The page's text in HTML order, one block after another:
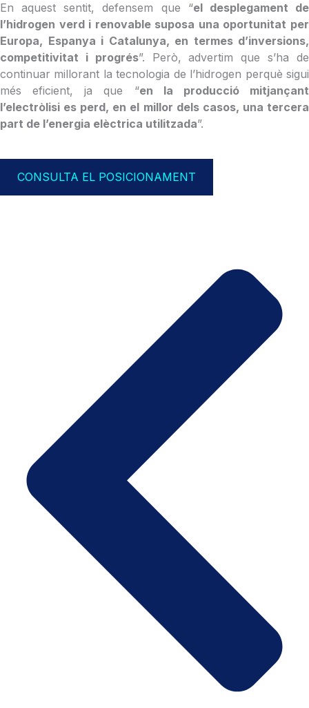
En aquest sentit, defensem que “el desplegament de
l’hidrogen verd i renovable suposa una oportunitat per
Europa, Espanya i Catalunya, en termes d’inversions,
competitivitat i progrés”. Però, advertim que s’ha de
continuar millorant la tecnologia de l’hidrogen perquè sigui
més eficient, ja que “en la producció mitjançant
l’electròlisi es perd, en el millor dels casos, una tercera
part de l’energia elèctrica utilitzada”.
CONSULTA EL POSICIONAMENT